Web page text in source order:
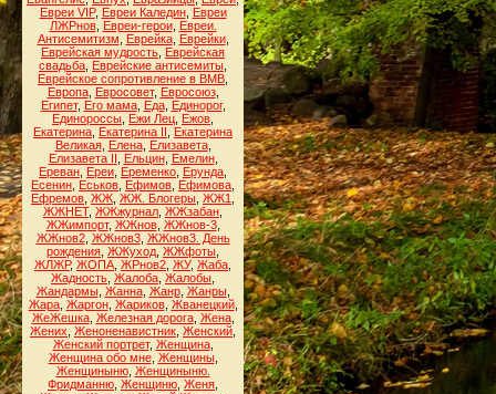
Евреи VIP, Евреи Каледин, Евреи
ЛЖРнов, Евреи-герои, Евреи.
Антисемитизм
Еврейка, Еврейки,
Еврейская мудрость Еврейская
свадьба Еврейские антисемиты
Еврейское сопротивление в ВМВ
Европа, Евросовет, Евросоюз,
Египет, Его мама, Еда, Единорог,
Единороссы Ежи Лец Ежов
Екатерина Екатерина II
Екатерина
Великая, Елена, Елизавета,
Елизавета II
Ельцин, Емелин,
Ереван Ереи Еременко Ерунда
Есенин Еськов Ефимов Ефимова
Ефремов ЖЖ ЖЖ. Блогеры ЖЖ1
ЖЖНЕТ, ЖЖжурнал ЖЖзабан
ЖЖимпорт, ЖЖнов, ЖЖнов-3,
ЖЖнов2, ЖЖнов3, ЖЖнов3. День
рождения ЖЖуход ЖЖфоты
ЖЛЖР, ЖОПА ЖРнов2 ЖУ, Жаба
Жадность Жалоба Жалобы
Жандармы, Жанна, Жанр, Жанры,
Жара, Жаргон, Жариков, Жванецкий,
ЖеЖешка, Железная дорога, Жена,
Жених Женоненавистник Женский
Женский портрет, Женщина,
Женщина обо мне, Женщины,
Женщиныню, Женщиныню.
Фридманню Женщиню Женя